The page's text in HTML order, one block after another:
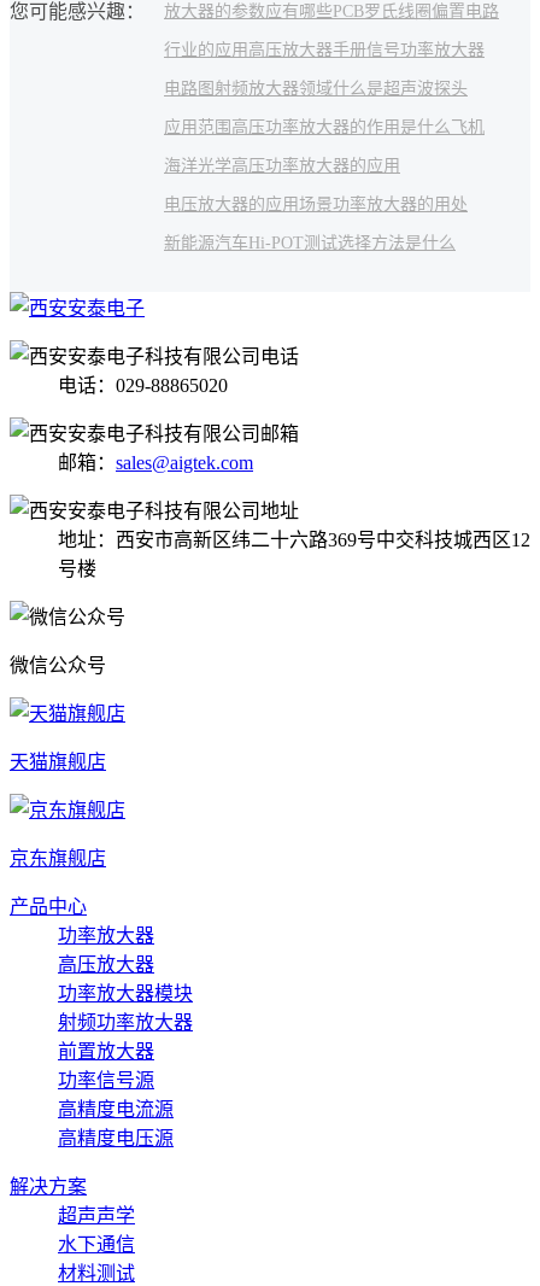
您可能感兴趣： 放大器的参数应有哪些 PCB罗氏线圈偏置电路
行业的应用 高压放大器手册信号功率放大器
电路图 射频放大器领域什么是超声波探头
应用范围 高压功率放大器的作用是什么 飞机
海洋光学高压功率放大器的应用
电压放大器的应用场景功率放大器的用处
新能源汽车 Hi-POT测试选择方法是什么
电话：029-88865020
邮箱： sales@aigtek.com
地址：西安市高新区纬二十六路369号中交科技城西区12
号楼
微信公众号
天猫旗舰店
京东旗舰店
产品中心
功率放大器
高压放大器
功率放大器模块
射频功率放大器
前置放大器
功率信号源
高精度电流源
高精度电压源
解决方案
超声声学
水下通信
材料测试